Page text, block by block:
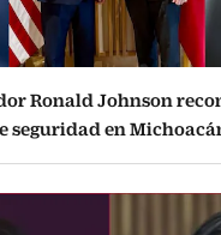
Ronald Johnson
seguridad en